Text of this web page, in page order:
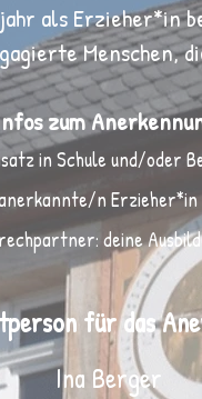
als Erzieher*in
Menschen,
zum
in Schule und/oder
n Erzieher*in
deine
für das
Ina Berger